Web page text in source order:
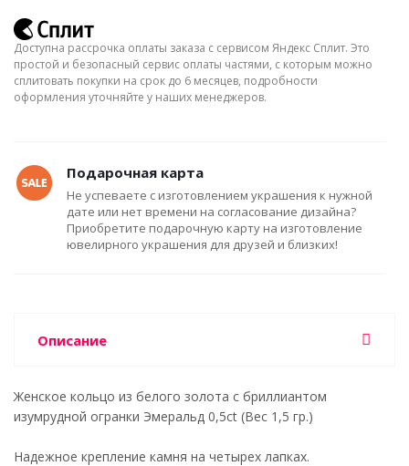
Доступна рассрочка оплаты заказа с сервисом Яндекс Сплит. Это
простой и безопасный сервис оплаты частями, с которым можно
сплитовать покупки на срок до 6 месяцев, подробности
оформления уточняйте у наших менеджеров.
Подарочная карта
Не успеваете с изготовлением украшения к нужной
дате или нет времени на согласование дизайна?
Приобретите подарочную карту на изготовление
ювелирного украшения для друзей и близких!
Описание
Женское кольцо из белого золота с бриллиантом
изумрудной огранки Эмеральд 0,5ct (Вес 1,5 гр.)
Надежное крепление камня на четырех лапках.